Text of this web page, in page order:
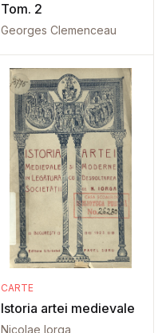
Tom. 2
Georges Clemenceau
CARTE
Istoria artei medievale
Nicolae Iorga